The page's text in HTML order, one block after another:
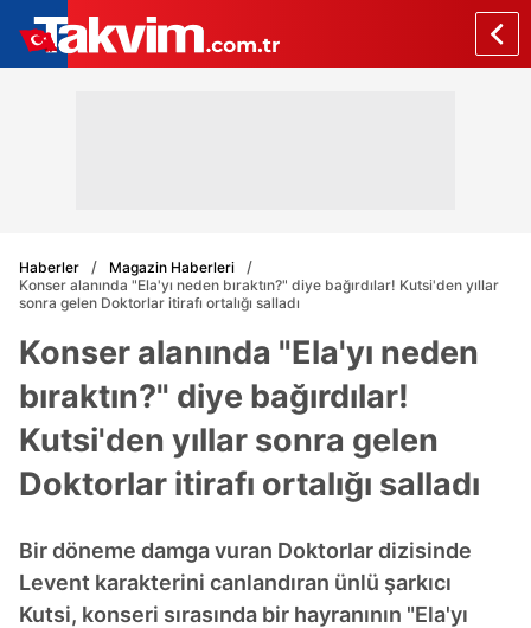
Haberler
Magazin Haberleri
Konser alanında "Ela'yı neden bıraktın?" diye bağırdılar! Kutsi'den yıllar
sonra gelen Doktorlar itirafı ortalığı salladı
Konser alanında "Ela'yı neden
bıraktın?" diye bağırdılar!
Kutsi'den yıllar sonra gelen
Doktorlar itirafı ortalığı salladı
Bir döneme damga vuran Doktorlar dizisinde
Levent karakterini canlandıran ünlü şarkıcı
Kutsi, konseri sırasında bir hayranının "Ela'yı